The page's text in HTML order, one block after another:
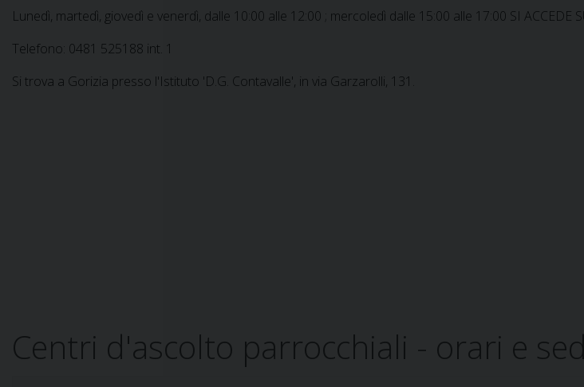
Lunedì, martedì, giovedì e venerdì, dalle 10:00 alle 12:00 ; mercoledì dalle 15:00 alle 17:00 SI ACCEDE
Telefono: 0481 525188 int. 1
Si trova a Gorizia presso l'Istituto 'D.G. Contavalle', in via Garzarolli, 131.
Centri d'ascolto parrocchiali - orari e